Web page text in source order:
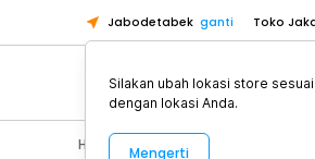
Jabodetabek ganti Toko
Toko
Toko
Pick n
Pick n Go
Home Appliance
Silakan ubah lokasi store sesuai
dengan lokasi Anda.
Mengerti